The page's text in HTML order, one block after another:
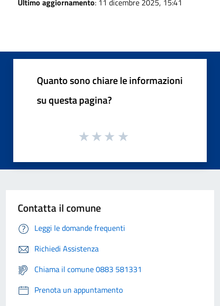
Quanto sono chiare le informazioni
su questa pagina?
Contatta il comune
Leggi le domande frequenti
Richiedi Assistenza
Chiama il comune 0883 581331
Prenota un appuntamento